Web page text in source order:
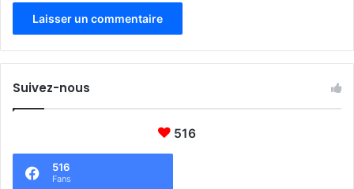
o
d
i
lSuivez-nous
516
516
Fans